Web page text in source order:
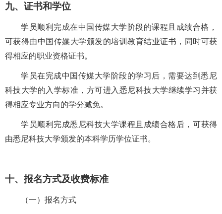
九、证书和学位
学员顺利完成在中国传媒大学阶段的课程且成绩合格 ，
可获得由中国传媒大学颁发的培训教育结业证书 ，同时可获
得相应的职业资格证书。
学员在完成中国传媒大学阶段的学习后，需要达到悉尼
科技大学的入学标准，方可进入悉尼科技大学继续学习并获
得相应专业方向的学分减免。
学员顺利完成悉尼科技大学课程且成绩合格 后 ， 可获得
由悉尼科技大学颁发的本科学历学位证书。
十、报名方式及收费标准
（一）报名方式